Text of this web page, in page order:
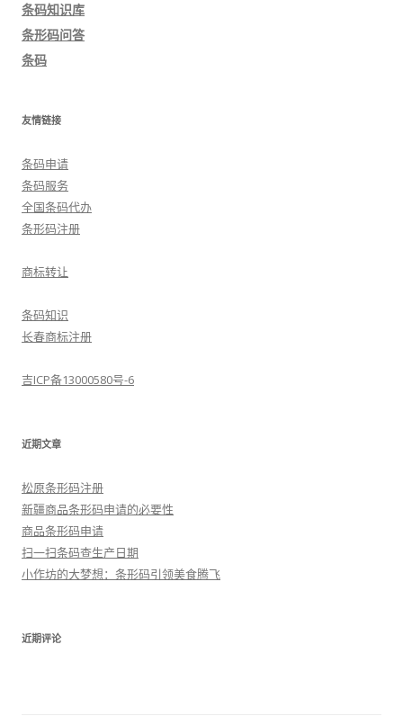
条码知识库
条形码问答
条码
友情链接
条码申请
条码服务
全国条码代办
条形码注册
商标转让
条码知识
长春商标注册
吉ICP备13000580号-6
近期文章
松原条形码注册
新疆商品条形码申请的必要性
商品条形码申请
扫一扫条码查生产日期
小作坊的大梦想：条形码引领美食腾飞
近期评论